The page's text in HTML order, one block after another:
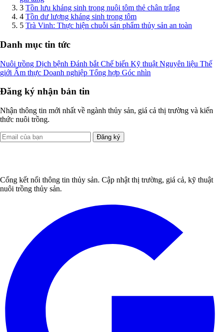
3 Tồn lưu kháng sinh trong nuôi tôm thẻ chân trắng
4 Tồn dư lượng kháng sinh trong tôm
5 Trà Vinh: Thực hiện chuỗi sản phẩm thủy sản an toàn
Danh mục tin tức
Nuôi trồng Dịch bệnh Đánh bắt Chế biến Kỹ thuật Nguyên liệu Thế
giới Ẩm thực Doanh nghiệp Tổng hợp Góc nhìn
Đăng ký nhận bản tin
Nhận thông tin mới nhất về ngành thủy sản, giá cả thị trường và kiến
thức nuôi trồng.
Đăng ký
Cổng kết nối thông tin thủy sản. Cập nhật thị trường, giá cả, kỹ thuật
nuôi trồng thủy sản.